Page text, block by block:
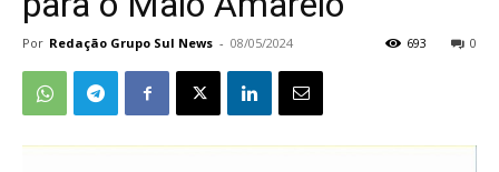
Por Redação Grupo Sul News - 08/05/2024 0
693